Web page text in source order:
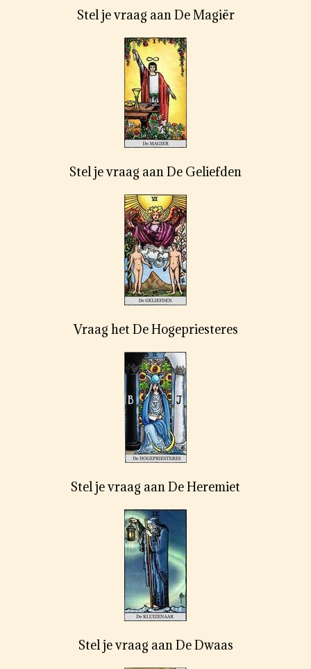
Stel je vraag aan De Magiër
Stel je vraag aan De Geliefden
Vraag het De Hogepriesteres
Stel je vraag aan De Heremiet
Stel je vraag aan De Dwaas